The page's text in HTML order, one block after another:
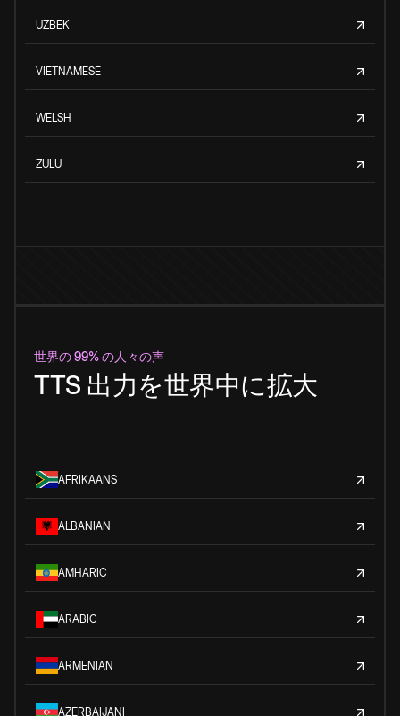
UZBEK
VIETNAMESE
WELSH
ZULU
世界の 99% の人々の声
TTS 出力を世界中に拡大
AFRIKAANS
ALBANIAN
AMHARIC
ARABIC
ARMENIAN
AZERBAIJANI